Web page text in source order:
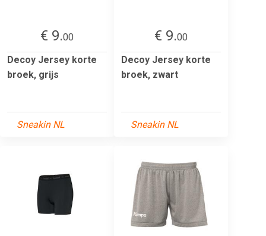
€ 9.00
Decoy Jersey korte
broek, grijs
Sneakin NL
€ 9.00
Decoy Jersey korte
broek, zwart
Sneakin NL